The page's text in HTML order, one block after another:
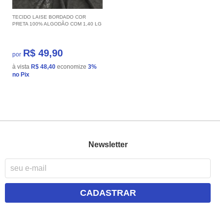
TECIDO LAISE BORDADO COR
PRETA 100% ALGODÃO COM 1,40 LG
por R$ 49,90
à vista R$ 48,40 economize 3%
no Pix
Newsletter
CADASTRAR